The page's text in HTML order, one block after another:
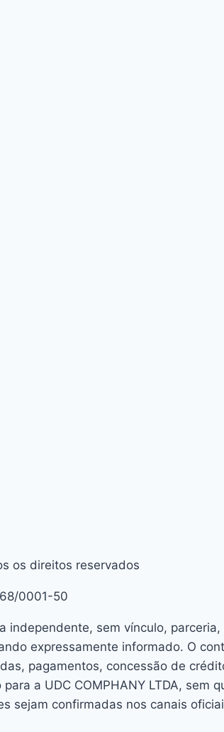
os direitos reservados
0001-50
independente, sem vínculo,
expressamente informado. O
pagamentos, concessão de
a UDC COMPHANY LTDA, sem
sejam confirmadas nos canais